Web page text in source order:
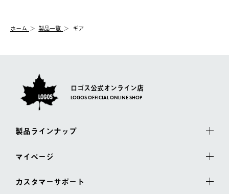
【配送業者】
佐川急便にて配送されます。
一度お手元の商品を返品いただき、ご希望商品を再注文してくだ
ホーム 製品一覧 ギア
ロゴス公式オンライン店
LOGOS OFFICIAL ONLINE SHOP
製品ラインナップ
マイページ
カスタマーサポート